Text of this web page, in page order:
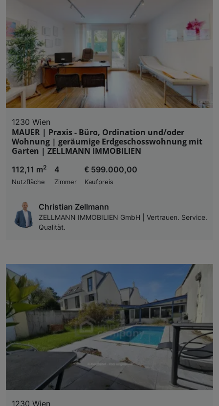
1230 Wien
MAUER | Praxis - Büro, Ordination und/oder
Wohnung | geräumige Erdgeschosswohnung mit
Garten | ZELLMANN IMMOBILIEN
112,11 m2
Nutzfläche
4
Zimmer
€ 599.000,00
Kaufpreis
Christian Zellmann
ZELLMANN IMMOBILIEN GmbH | Vertrauen. Service.
Qualität.
1230 Wien